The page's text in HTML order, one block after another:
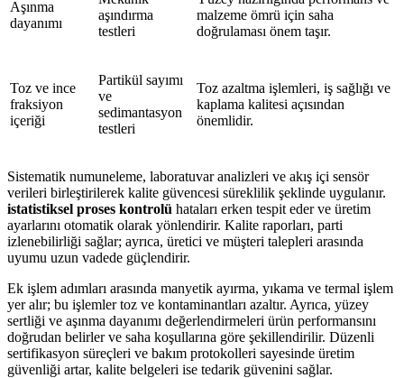
Aşınma
dayanımı
aşındırma
testleri
malzeme ömrü için saha
doğrulaması önem taşır.
Toz ve ince
fraksiyon
içeriği
Partikül sayımı
ve
sedimantasyon
testleri
Toz azaltma işlemleri, iş sağlığı ve
kaplama kalitesi açısından
önemlidir.
Sistematik numuneleme, laboratuvar analizleri ve akış içi sensör
verileri birleştirilerek kalite güvencesi süreklilik şeklinde uygulanır.
istatistiksel proses kontrolü hataları erken tespit eder ve üretim
ayarlarını otomatik olarak yönlendirir. Kalite raporları, parti
izlenebilirliği sağlar; ayrıca, üretici ve müşteri talepleri arasında
uyumu uzun vadede güçlendirir.
Ek işlem adımları arasında manyetik ayırma, yıkama ve termal işlem
yer alır; bu işlemler toz ve kontaminantları azaltır. Ayrıca, yüzey
sertliği ve aşınma dayanımı değerlendirmeleri ürün performansını
doğrudan belirler ve saha koşullarına göre şekillendirilir. Düzenli
sertifikasyon süreçleri ve bakım protokolleri sayesinde üretim
güvenliği artar, kalite belgeleri ise tedarik güvenini sağlar.